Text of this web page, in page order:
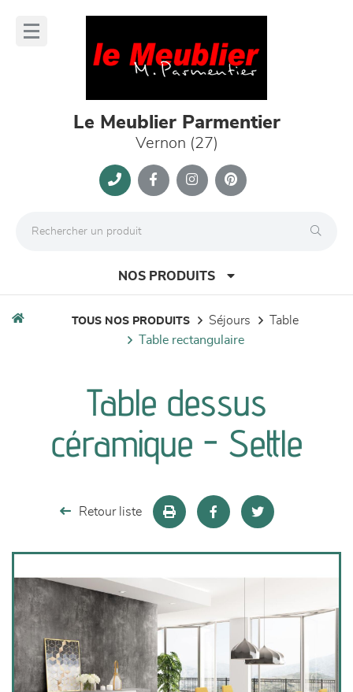
Le Meublier Parmentier
Vernon (27)
NOS PRODUITS
meubles de complément
décoration
TOUS NOS PRODUITS séjours
table
table rectangulaire
Table dessus
céramique - Settle
Retour liste